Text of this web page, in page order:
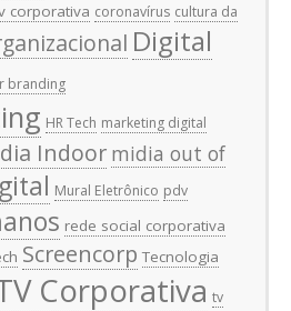
corporativa coronavírus cultura da
Digital
branding
HR Tech marketing digital
Indoor midia out of
Mural Eletrônico pdv
rede social corporativa
Screencorp Tecnologia
Corporativa tv